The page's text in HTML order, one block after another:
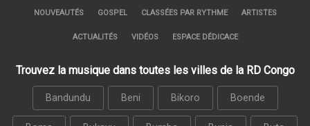
NOUVEAUTÉS GOSPEL CLASSÉES PAR RYTHME ARTISTES
ACTUALITÉS VIDÉOS ESPACE DÉDICACE
Trouvez la musique dans toutes les villes de la RD Congo
Bandundu Beni Bikoro Boende